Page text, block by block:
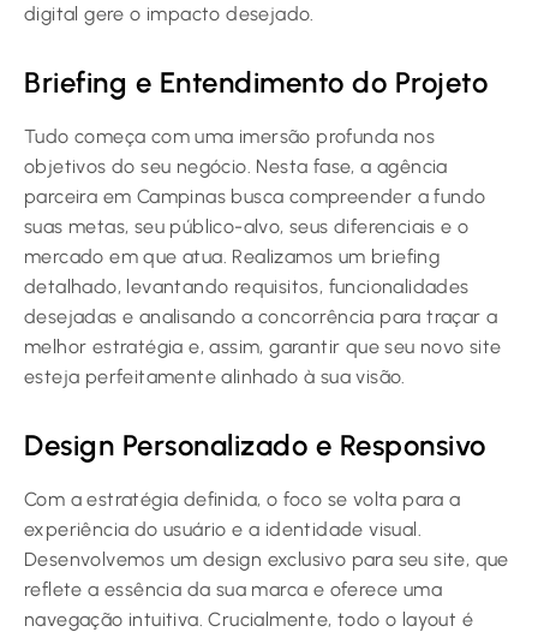
digital gere o impacto desejado.
Briefing e Entendimento do Projeto
Tudo começa com uma imersão profunda nos
objetivos do seu negócio. Nesta fase, a agência
parceira em Campinas busca compreender a fundo
suas metas, seu público-alvo, seus diferenciais e o
mercado em que atua. Realizamos um briefing
detalhado, levantando requisitos, funcionalidades
desejadas e analisando a concorrência para traçar a
melhor estratégia e, assim, garantir que seu novo site
esteja perfeitamente alinhado à sua visão.
Design Personalizado e Responsivo
Com a estratégia definida, o foco se volta para a
experiência do usuário e a identidade visual.
Desenvolvemos um design exclusivo para seu site, que
reflete a essência da sua marca e oferece uma
navegação intuitiva. Crucialmente, todo o layout é